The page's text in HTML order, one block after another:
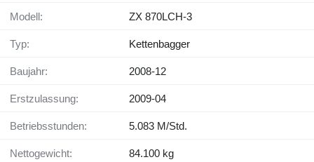
Modell: ZX 870LCH-3
Typ: Kettenbagger
Baujahr: 2008-12
Erstzulassung: 2009-04
Betriebsstunden: 5.083 M/Std.
Nettogewicht: 84.100 kg